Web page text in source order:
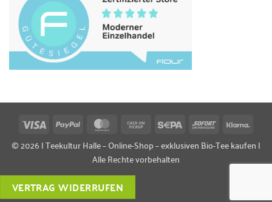
Visa PayPal MasterCard Cash
Pickup
Sepa Sofort
© 2026 | Teekultur Halle – Online-Shop – exklusiven Bio-Tee kaufen |
Alle Rechte vorbehalten
VERTRAG WIDERRUFEN